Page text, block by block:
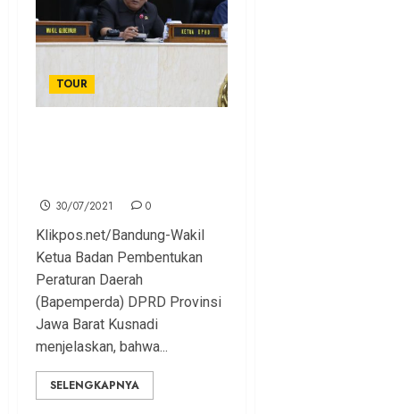
TOUR
30/07/2021 0
Klikpos.net/Bandung-Wakil
Ketua Badan Pembentukan
Peraturan Daerah
(Bapemperda) DPRD Provinsi
Jawa Barat Kusnadi
menjelaskan, bahwa...
SELENGKAPNYA